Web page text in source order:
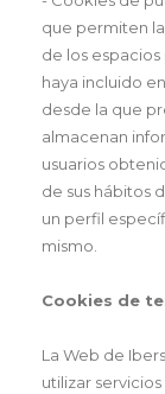
que permiten
de los
haya incluido
desde la que
almacenan
usuarios
de sus hábitos
un perfil
mismo.
Cookies de
La Web de
utilizar